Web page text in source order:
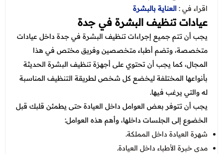
اقراء في : العناية بالبشرة
عيادات تنظيف البشرة في جدة
يجب أن تتم جميع إجراءات تنظيف البشرة في جدة داخل عيادات
متخصصة، وتضم أطباء متخصصين وفريق مختص في هذا
المجال، كما يجب أن تحتوي على أجهزة تنظيف البشرة الحديثة
بأنواعها المختلفة ليخضع كل شخص لطريقة التنظيف المناسبة
له والتي يرغب فيها.
يجب أن تتوفر بعض العوامل داخل العيادة حتى يطمئن قلبك قبل
الخضوع إلى الجلسات داخلها، وأهم هذه العوامل:
شهرة العيادة داخل المملكة.
مدى خبرة الأطباء داخل العيادة.